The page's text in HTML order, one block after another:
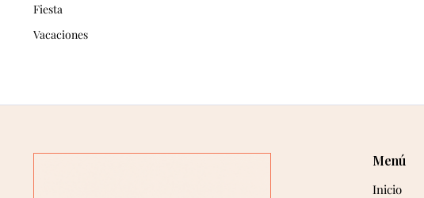
Fiesta
Vacaciones
Menú
Inicio